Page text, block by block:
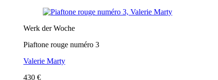
Werk der Woche
Piaftone rouge numéro 3
Valerie Marty
430 €